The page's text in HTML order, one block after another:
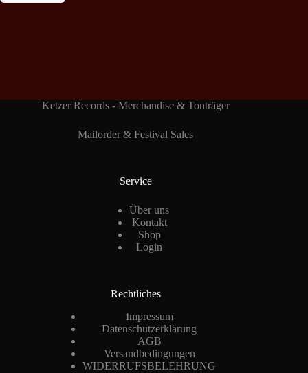
Ketzer Records - Merchandise & Tonträger
Mailorder & Festival Sales
Service
Über uns
Kontakt
Shop
Login
Rechtliches
Impressum
Datenschutzerklärung
AGB
Versandbedingungen
WIDERRUFSBELEHRUNG